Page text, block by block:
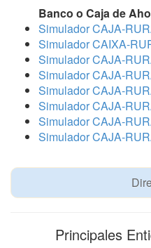
Banco o Caja de
Simulador CAJA-
Simulador CAIXA-
Simulador CAJA-
Simulador CAJA-
Simulador CAJA-
Simulador CAJA-
Simulador CAJA-
Simulador CAJA-
Principales